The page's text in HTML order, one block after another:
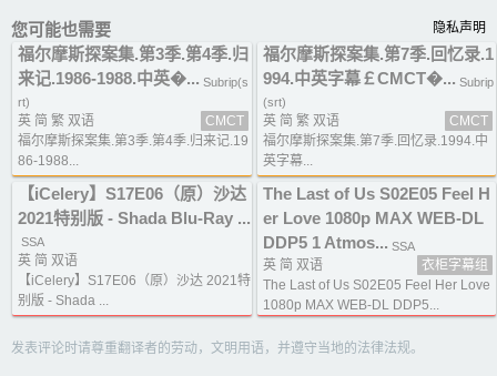
您可能也需要 隐私声明
福尔摩斯探案集.第3季.第4季.归
来记.1986-1988.中英�... Subrip(s
rt)
英 简 繁 双语
CMCT
福尔摩斯探案集.第3季.第4季.归来记.19
86-1988...
福尔摩斯探案集.第7季.回忆录.1
994.中英字幕￡CMCT�... Subrip
(srt)
英 简 繁 双语
CMCT
福尔摩斯探案集.第7季.回忆录.1994.中
英字幕...
【iCelery】S17E06（原）沙达
2021特别版 - Shada Blu-Ray ...
SSA
英 简 双语
【iCelery】S17E06（原）沙达 2021特
别版 - Shada ...
The Last of Us S02E05 Feel H
er Love 1080p MAX WEB-DL
DDP5 1 Atmos... SSA
英 简 双语
衣柜字幕组
The Last of Us S02E05 Feel Her Love
1080p MAX WEB-DL DDP5...
发表评论时请尊重翻译者的劳动，文明用语，并遵守当地的法律法规。